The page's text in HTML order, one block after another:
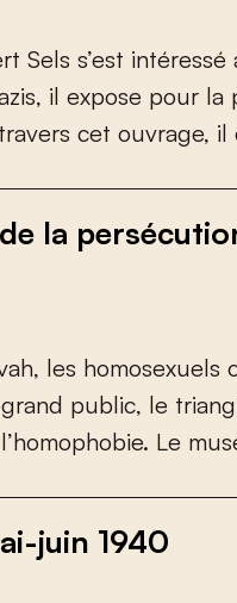
rt Sels s’est intéressé
zis, il expose pour la
travers cet ouvrage, il
la
ah, les homosexuels
grand public, le triang
l’homophobie. Le mus
juin 1940